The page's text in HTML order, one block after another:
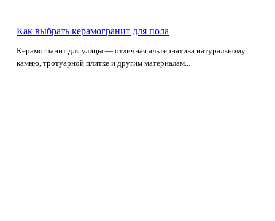
Как выбрать керамогранит для пола
Керамогранит для улицы — отличная альтернатива натуральному
камню, тротуарной плитке и другим материалам...